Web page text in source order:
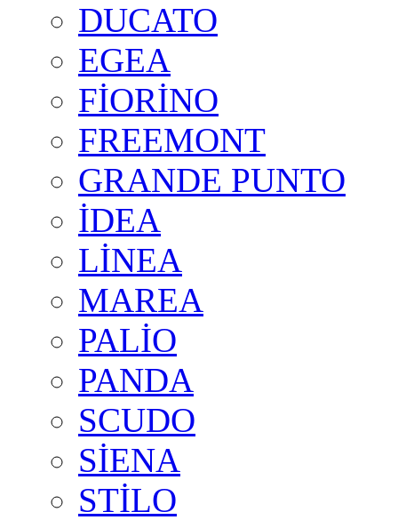
DUCATO
EGEA
FİORİNO
FREEMONT
GRANDE PUNTO
İDEA
LİNEA
MAREA
PALİO
PANDA
SCUDO
SİENA
STİLO